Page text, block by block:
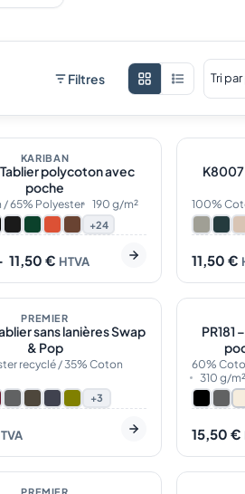
Filtres
KARIBAN
polycoton avec
poche
65% Polyester 190 g/m²
+24
11,50 €
de
prix :
8,00 €
à
11,50 €
HTVA
ÉCO
K8007
100%
11,50 €
10
PREMIER
sans lanières Swap
& Pop
recyclé / 35% Coton
+3
En stock
PR181
60%
310 g/m²
15,50 €
10
Plage
En stock